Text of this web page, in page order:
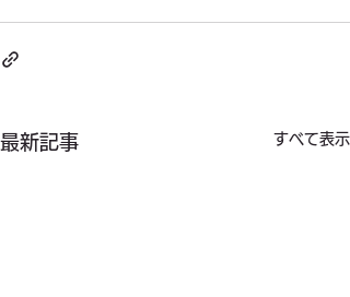
最新記事 すべて表示